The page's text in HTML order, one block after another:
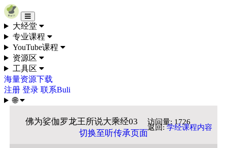
Skip to content
大经堂
专业课程
YouTube课程
资源区
工具区
海量资源下载
注册 登录 联系Buli
🌐
佛为娑伽罗龙王所说大乘经03 访问量: 1726
切换至听传承页面
返回:学经课程内容